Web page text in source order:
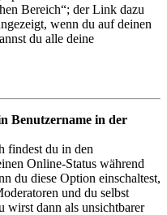
Bereich“; der Link dazu
wenn du auf deinen
du alle deine
Benutzername in der
findest du in den
Online-Status während
du diese Option einschaltest,
und du selbst
wirst dann als unsichtbarer